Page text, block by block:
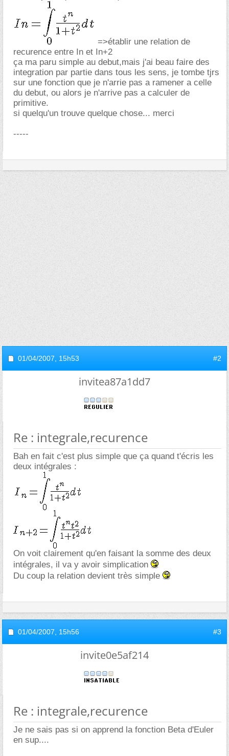
=>établir une relation de
recurence entre In et In+2
ça ma paru simple au debut,mais j'ai beau faire des
integration par partie dans tous les sens, je tombe tjrs
sur une fonction que je n'arrie pas a ramener a celle
du debut, ou alors je n'arrive pas a calculer de
primitive.
si quelqu'un trouve quelque chose... merci
-----
01/04/2007, 15h53 #2
invitea87a1dd7
Re : integrale,recurence
Bah en fait c'est plus simple que ça quand t'écris les
deux intégrales :
On voit clairement qu'en faisant la somme des deux
intégrales, il va y avoir simplication
Du coup la relation devient très simple
01/04/2007, 15h56 #3
invite0e5af214
Re : integrale,recurence
Je ne sais pas si on apprend la fonction Beta d'Euler
en sup....